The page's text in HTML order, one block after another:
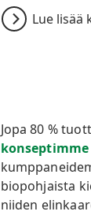
Lue lisää
Jopa 80 %
konseptimme
biopohjaista
niiden